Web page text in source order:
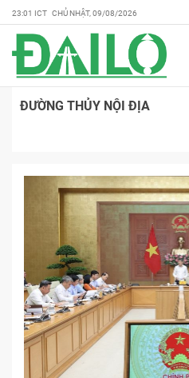
23:01 ICT CHỦ NHẬT, 09/08/2026
ĐƯỜNG THỦY NỘI ĐỊA